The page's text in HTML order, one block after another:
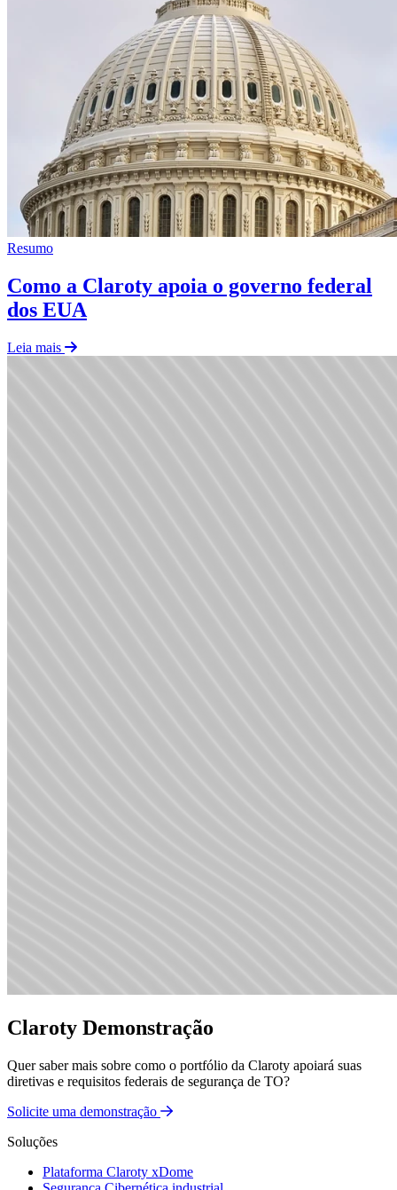
Resumo
Como a Claroty apoia o governo federal
dos EUA
Leia mais
Claroty Demonstração
Quer saber mais sobre como o portfólio da Claroty apoiará suas
diretivas e requisitos federais de segurança de TO?
Solicite uma demonstração
Soluções
Plataforma Claroty xDome